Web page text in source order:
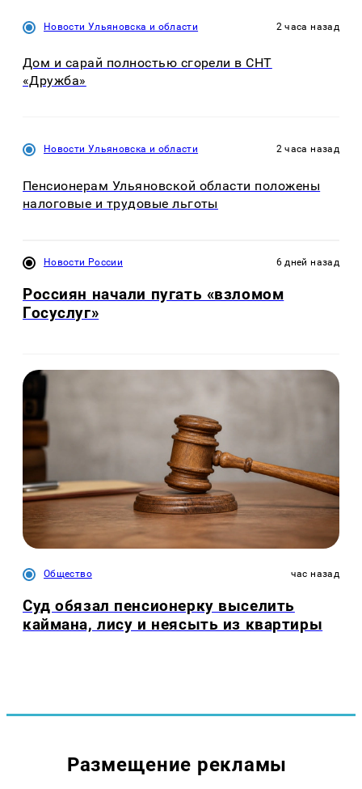
Новости Ульяновска и области 2 часа назад
Дом и сарай полностью сгорели в СНТ
«Дружба»
Новости Ульяновска и области 2 часа назад
Пенсионерам Ульяновской области положены
налоговые и трудовые льготы
Новости России 6 дней назад
Россиян начали пугать «взломом
Госуслуг»
Общество час назад
Суд обязал пенсионерку выселить
каймана, лису и неясыть из квартиры
Размещение рекламы